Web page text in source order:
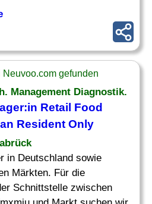
Neuvoo.com gefunden
Management Diagnostik.
:in Retail Food
Resident Only
in Deutschland sowie
Märkten. Für die
Schnittstelle zwischen